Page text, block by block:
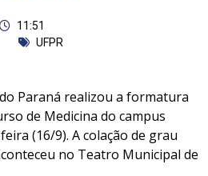
11:51
UFPR
Paraná realizou a formatura
de Medicina do campus
(16/9). A colação de grau
no Teatro Municipal de